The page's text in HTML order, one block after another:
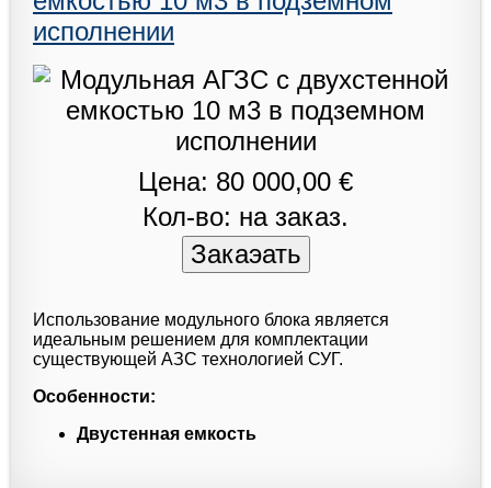
исполнении
Цена: 80 000,00 €
Кол-во: на заказ.
Использование модульного блока является
идеальным решением для комплектации
существующей АЗС технологией СУГ.
Особенности:
Двустенная емкость